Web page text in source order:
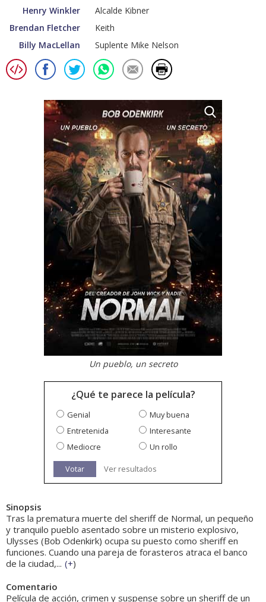
Henry Winkler
Alcalde Kibner
Brendan Fletcher
Keith
Billy MacLellan
Suplente Mike Nelson
Un pueblo, un secreto
¿Qué te parece la película?
Genial
Muy buena
Entretenida
Interesante
Mediocre
Un rollo
Votar Ver resultados
Sinopsis
Tras la prematura muerte del sheriff de Normal, un pequeño
y tranquilo pueblo asentado sobre un misterio explosivo,
Ulysses (Bob Odenkirk) ocupa su puesto como sheriff en
funciones. Cuando una pareja de forasteros atraca el banco
de la ciudad,... (+)
Comentario
Película de acción, crimen y suspense sobre un sheriff de un